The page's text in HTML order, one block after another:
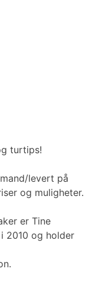
turtips!
levert på
og muligheter.
er Tine
2010 og holder